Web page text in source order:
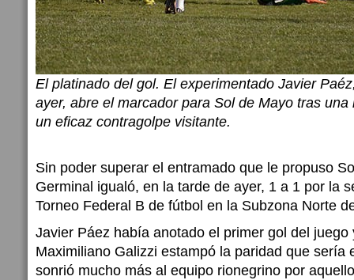
El platinado del gol. El experimentado Javier
ayer, abre el marcador para Sol de Mayo tras
un eficaz contragolpe visitante.
Sin poder superar el entramado que le propuso
Germinal igualó, en la tarde de ayer, 1 a 1 por la
Torneo Federal B de fútbol en la Subzona Norte
Javier Páez había anotado el primer gol del juego
Maximiliano Galizzi estampó la paridad que sería
sonrió mucho más al equipo rionegrino por